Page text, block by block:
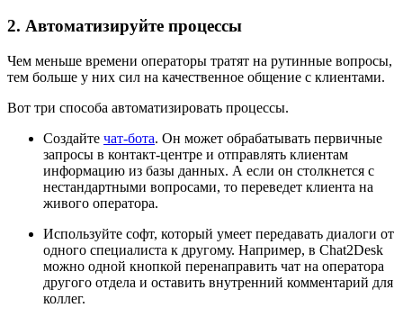
2. Автоматизируйте процессы
Чем меньше времени операторы тратят на рутинные вопросы,
тем больше у них сил на качественное общение с клиентами.
Вот три способа автоматизировать процессы.
Создайте чат-бота. Он может обрабатывать первичные
запросы в контакт-центре и отправлять клиентам
информацию из базы данных. А если он столкнется с
нестандартными вопросами, то переведет клиента на
живого оператора.
Используйте софт, который умеет передавать диалоги от
одного специалиста к другому. Например, в Chat2Desk
можно одной кнопкой перенаправить чат на оператора
другого отдела и оставить внутренний комментарий для
коллег.